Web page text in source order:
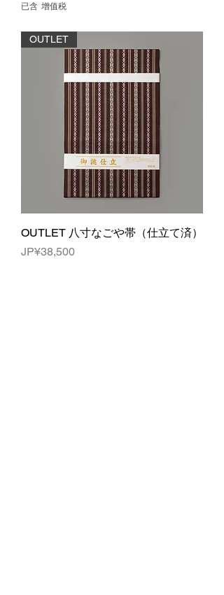
已含 增值税
OUTLET
OUTLET 八寸なごや帯（仕立て済）
價格
JP¥38,500